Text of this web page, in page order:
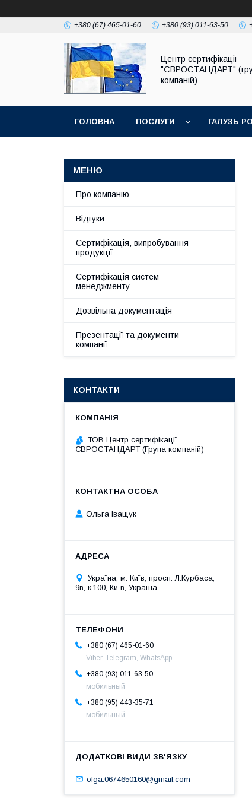
+380 (67) 465-01-60 +380 (93) 011-63-50
Центр сертифікації
"ЄВРОСТАНДАРТ"
компаній)
ГОЛОВНА ПОСЛУГИ ГАЛУЗЬ
Про компанію
Відгуки
Сертифікація, випробування
продукції
Сертифікація систем
менеджменту
Дозвільна документація
Презентації та документи
компанії
КОНТАКТИ
ТОВ Центр сертифікації
ЄВРОСТАНДАРТ (Група компаній)
Ольга Іващук
Україна, м. Київ, просп. Л.Курбаса,
9в, к.100, Київ, Україна
+380 (67) 465-01-60
Viber, Telegram, WhatsApp
+380 (93) 011-63-50
мобильный
+380 (95) 443-35-71
мобильный
olga.0674650160@gmail.com